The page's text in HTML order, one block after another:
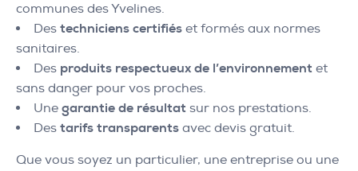
communes des Yvelines.
Des techniciens certifiés et formés aux normes
sanitaires.
Des produits respectueux de l’environnement et
sans danger pour vos proches.
Une garantie de résultat sur nos prestations.
Des tarifs transparents avec devis gratuit.
Que vous soyez un particulier, une entreprise ou une